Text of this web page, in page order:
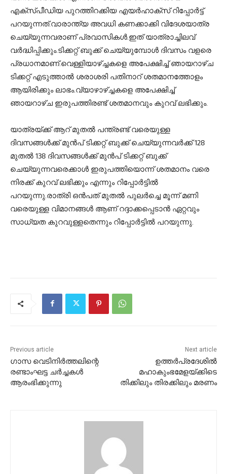
എക്‌സ്പീഡിയ പുറത്തിറക്കിയ എയര്‍ഹാക്‌സ് റിപ്പോര്‍ട്ട്
പറയുന്നത്.വാരാന്ത്യ അവധി കണക്കാക്കി വിദേശയാത്ര
ചെയ്യുന്നവരാണ് പ്രവാസികള്‍.ഇത് യാത്രാച്ചിലവ്
വര്‍ദ്ധിപ്പിക്കും.ടിക്കറ്റ് ബുക്ക് ചെയ്യുമ്പോള്‍ ദിവസം വളരെ
പ്രധാനമാണ്.വെള്ളിയാഴ്ച്ചകളെ അപേക്ഷിച്ച് ഞായറാഴ്ച
ടിക്കറ്റ് എടുത്താല്‍ ശരാശരി പതിനാറ് ശതമാനത്തോളം
ആയിരിക്കും ലാഭം.വ്യാഴാഴ്ച്ചകളെ അപേക്ഷിച്ച്
ഞായറാഴ്ച ഇരുപത്തിരണ്ട് ശതമാനവും കുറവ് ലഭിക്കും.
യാത്രയ്ക്ക് ആറ് മുതല്‍ പന്ത്രണ്ട് വരെയുള്ള
ദിവസങ്ങള്‍ക്ക് മുന്‍പ് ടിക്കറ്റ് ബുക്ക് ചെയ്യുന്നവര്‍ക്ക് 128
മുതല്‍ 138 ദിവസങ്ങള്‍ക്ക് മുന്‍പ് ടിക്കറ്റ് ബുക്ക്
ചെയ്യുന്നവരെക്കാള്‍ ഇരുപത്തിയൊന്ന് ശതമാനം വരെ
നിരക്ക് കുറവ് ലഭിക്കും എന്നും റിപ്പോര്‍ട്ടില്‍
പറയുന്നു.രാത്രി ഒന്‍പത് മുതല്‍ പുലര്‍ച്ചെ മൂന്ന് മണി
വരെയുള്ള വിമാനങ്ങള്‍ ആണ് റദ്ദാക്കപ്പെടാന്‍ ഏറ്റവും
സാധ്യത കുറവുള്ളതെന്നും റിപ്പോര്‍ട്ടില്‍ പറയുന്നു.
Previous article
ഗാസ വെടിനിര്‍ത്തലിന്റെ
രണ്ടാംഘട്ട ചര്‍ച്ചകള്‍
ആരംഭിക്കുന്നു
Next article
ഉത്തര്‍പ്രദേശില്‍
മഹാകുംഭമേളയ്ക്കിടെ
തിക്കിലും തിരക്കിലും മരണം